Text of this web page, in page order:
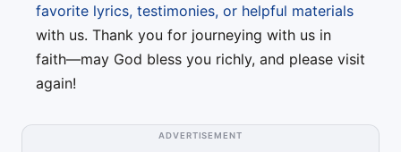
favorite lyrics, testimonies, or helpful materials
with us. Thank you for journeying with us in
faith—may God bless you richly, and please visit
again!
ADVERTISEMENT